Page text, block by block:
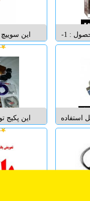
Singa
آلیاژ و
این پکیج شامل چهار محصول : 1-
چیپ دراگون 2-سوپر چیپ
ترین و
راه ...
این
می تواند
توان
دوم و یا
آن
جلوه زیبا و
استفاده
سوخت
را هم
بنزین
این پکیج
قدرتمند
شود و
قطعات
کولر و